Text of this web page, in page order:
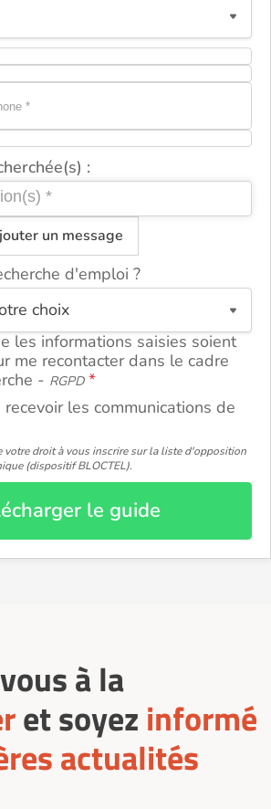
:
un message
d'emploi ?
les informations saisies soient
me recontacter dans le cadre
- RGPD
recevoir les communications de
votre droit à vous inscrire sur la liste d'opposition
(dispositif BLOCTEL).
le guide
ou
à la
et soyez informé
actualités